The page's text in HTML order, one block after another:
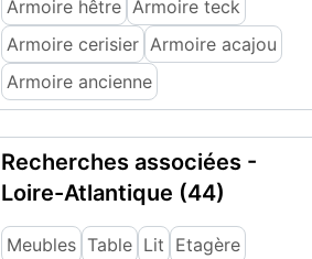
Armoire hêtre Armoire teck
Armoire cerisier Armoire acajou
Armoire ancienne
Recherches associées -
Loire-Atlantique (44)
Meubles Table Lit Etagère